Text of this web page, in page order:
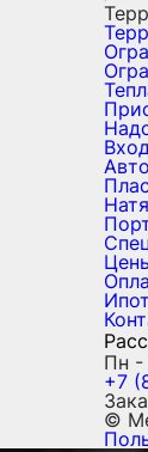
Пн -
+7
©